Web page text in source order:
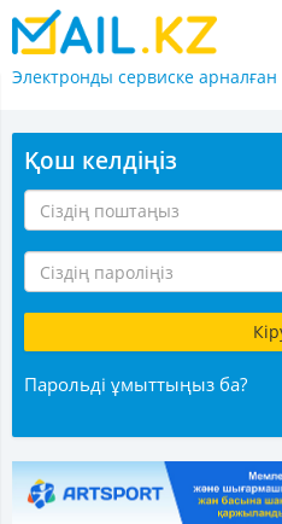
Электронды сервиске арналған
Қош келдіңіз
Парольді ұмыттыңыз ба?